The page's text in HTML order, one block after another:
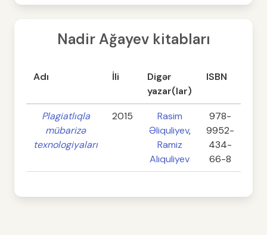
Nadir Ağayev kitabları
Adı İli
Digər
yazar(lar)
ISBN
Plagiatlıqla
mübarizə
texnologiyaları
2015
Rasim
Əliquliyev,
Ramiz
Alıquliyev
978-
9952-
434-
66-8